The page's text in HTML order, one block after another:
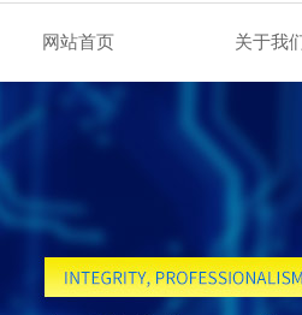
网站首页 关于我